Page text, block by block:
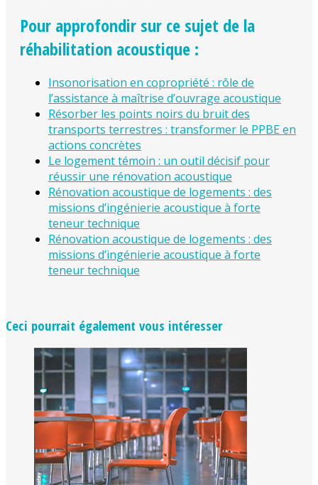
Pour approfondir sur ce sujet de la
réhabilitation acoustique :
Insonorisation en copropriété : rôle de
l’assistance à maîtrise d’ouvrage acoustique
Résorber les points noirs du bruit des
transports terrestres : transformer le PPBE en
actions concrètes
Le logement témoin : un outil décisif pour
réussir une rénovation acoustique
Rénovation acoustique de logements : des
missions d’ingénierie acoustique à forte
teneur technique
Rénovation acoustique de logements : des
missions d’ingénierie acoustique à forte
teneur technique
Ceci pourrait également vous intéresser